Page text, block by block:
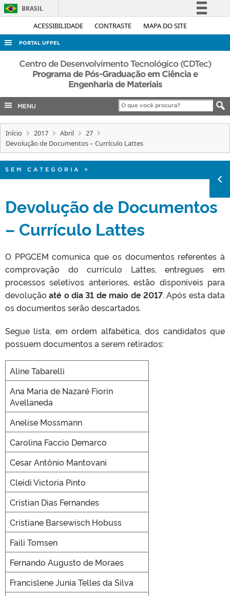
ACESSIBILIDADE CONTRASTE MAPA DO SITE
BRASIL
Simplifique!
Acesso à informação
Legislação
Canais
PORTAL UFPEL
ACESSO À INFORMAÇÃO
AUDITORIA
EDITAIS
INTERNACIONAL
Centro de Desenvolvimento Tecnológico (CDTec)
Programa de Pós-Graduação em Ciência e
Engenharia de Materiais
MENU
Início 2017 Abril
27
Devolução de Documentos – Currículo Lattes
SEM CATEGORIA >
Devolução de Documentos
– Currículo Lattes
O PPGCEM comunica que os documentos referentes à
comprovação do currículo Lattes, entregues em
processos seletivos anteriores, estão disponíveis para
devolução até o dia 31 de maio de 2017. Após esta data
os documentos serão descartados.
Segue lista, em ordem alfabética, dos candidatos que
possuem documentos a serem retirados:
Aline Tabarelli
Ana Maria de Nazaré Fiorin
Avellaneda
Anelise Mossmann
Carolina Faccio Demarco
Cesar Antônio Mantovani
Cleidi Victoria Pinto
Cristian Dias Fernandes
Cristiane Barsewisch Hobuss
Faili Tomsen
Fernando Augusto de Moraes
Francislene Junia Telles da Silva